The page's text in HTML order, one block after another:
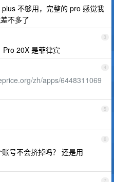
不够用，完整的 pro 感觉我
不多了
3
Pro 20X 是菲律宾
4
zh/apps/6448311069
5
6
号不会挤掉吗？ 还是用